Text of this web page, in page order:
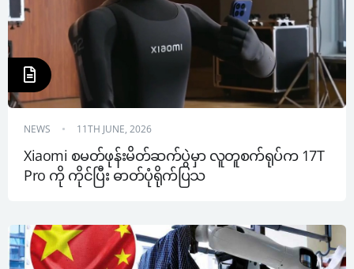
NEWS 11TH JUNE, 2026
Xiaomi စမတ်ဖုန်းမိတ်ဆက်ပွဲမှာ လူတူစက်ရုပ်က 17T
Pro ကို ကိုင်ပြီး ဓာတ်ပုံရိုက်ပြသ